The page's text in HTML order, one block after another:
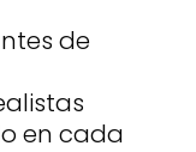
de
en cada